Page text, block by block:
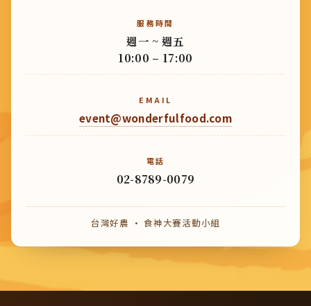
服務時間
週一 ~ 週五
10:00 – 17:00
EMAIL
event@wonderfulfood.com
電話
02-8789-0079
台灣好農 · 食神大賽活動小組